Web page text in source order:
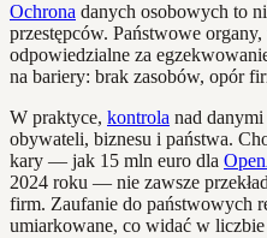
Ochrona danych osobowych to
przestępców. Państwowe
odpowiedzialne za
na bariery: brak zasobów, opór
W praktyce, kontrola nad danymi
obywateli, biznesu i państwa.
kary — jak 15 mln euro dla
2024 roku — nie zawsze
firm. Zaufanie do państwowych
umiarkowane, co widać w